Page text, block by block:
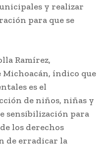
y realizar
para que se
Ramírez,
Michoacán, índico que
es el
de niños, niñas y
sensibilización para
los derechos
de erradicar la